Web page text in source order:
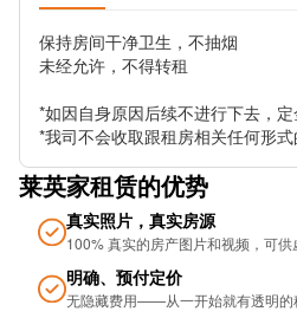
Birmingham Snow Hill Station Car Park
Bexhill Grove
Friston Ave (Stop FZ)
Islington Row Middleway Stop FK
Five Ways
Granville St
保持房间干净卫生，不抽烟
未经允许，不得转租
*如因自身原因后续不进行下去，
*我司不会收取跟租房相关任何形
莱英家租赁的优势
真实照片，真实房源
100% 真实的房产图片和视频，可供
明确、预付定价
无隐藏费用——从一开始就有透明的